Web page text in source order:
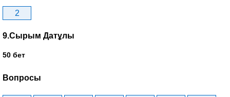
2
9.Сырым Датұлы
50 бет
Вопросы